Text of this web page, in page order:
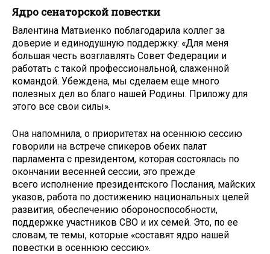
Ядро сенаторской повестки
Валентина Матвиенко поблагодарила коллег за
доверие и единодушную поддержку: «Для меня
большая честь возглавлять Совет Федерации и
работать с такой профессиональной, слаженной
командой. Убеждена, мы сделаем еще много
полезных дел во благо нашей Родины. Приложу для
этого все свои силы».
Она напомнила, о приоритетах на осеннюю сессию
говорили на встрече спикеров обеих палат
парламента с президентом, которая состоялась по
окончании весенней сессии, это прежде
всего исполнение президентского Послания, майских
указов, работа по достижению национальных целей
развития, обеспечению обороноспособности,
поддержке участников СВО и их семей. Это, по ее
словам, те темы, которые «составят ядро нашей
повестки в осеннюю сессию».